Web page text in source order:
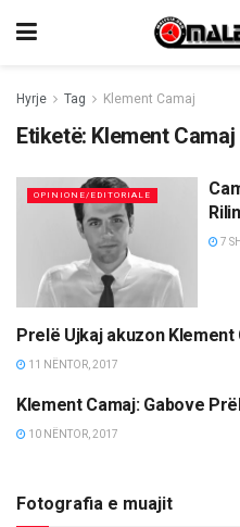
Hyrje Tag Klement Camaj
Etiketë: Klement Camaj
OPINIONE/EDITORIALE
7
LAJME
Prelë Ujkaj akuzon
11 NËNTOR, 2017
OPINIONE/EDITORIALE
Klement Camaj: Gabove
10 NËNTOR, 2017
Fotografia e muajit